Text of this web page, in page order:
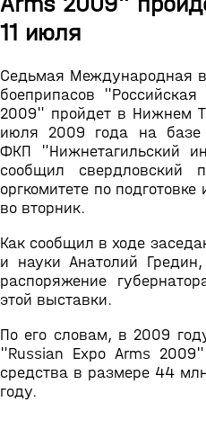
11 июля
Седьмая Международная
боеприпасов
2009" пройдет в Нижнем
июля 2009 года на базе
ФКП "Нижнетагильский
сообщил свердловский
оргкомитете по
во вторник.
Как сообщил в ходе
и науки Анатолий
распоряжение
этой выставки.
По его словам, в 2009
"Russian Expo Arms
средства в размере 44
году.